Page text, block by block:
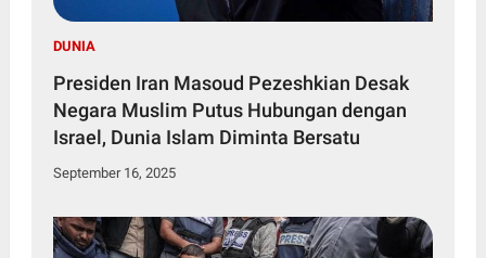
DUNIA
Presiden Iran Masoud Pezeshkian Desak
Negara Muslim Putus Hubungan dengan
Israel, Dunia Islam Diminta Bersatu
September 16, 2025